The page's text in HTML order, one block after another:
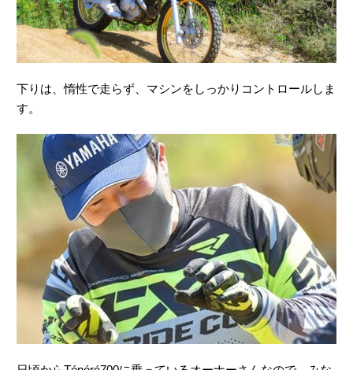
す。
日頃からTénéré700に乗っているオーナーさんなので、みな
さん上手に乗りこなしていましたが、時折、自己流のクセも
見受けられましたので、正しく安全な乗り方をインストラク
ターがアドバイスします。